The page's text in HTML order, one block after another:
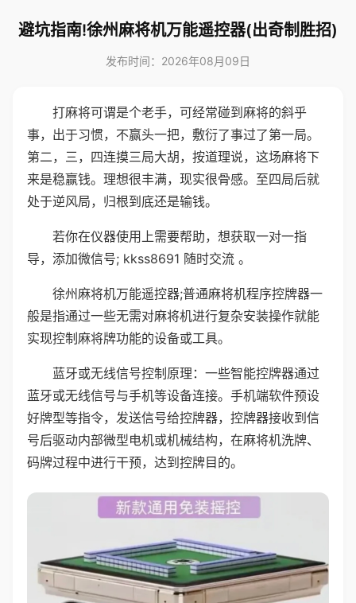
避坑指南!徐州麻将机万能遥控器(出奇制胜招)
发布时间：2026年08月09日
打麻将可谓是个老手，可经常碰到麻将的斜乎
事，出于习惯，不赢头一把，敷衍了事过了第一局。
第二，三，四连摸三局大胡，按道理说，这场麻将下
来是稳赢钱。理想很丰满，现实很骨感。至四局后就
处于逆风局，归根到底还是输钱。
若你在仪器使用上需要帮助，想获取一对一指
导，添加微信号; kkss8691 随时交流 。
徐州麻将机万能遥控器;普通麻将机程序控牌器一
般是指通过一些无需对麻将机进行复杂安装操作就能
实现控制麻将牌功能的设备或工具。
蓝牙或无线信号控制原理：一些智能控牌器通过
蓝牙或无线信号与手机等设备连接。手机端软件预设
好牌型等指令，发送信号给控牌器，控牌器接收到信
号后驱动内部微型电机或机械结构，在麻将机洗牌、
码牌过程中进行干预，达到控牌目的。